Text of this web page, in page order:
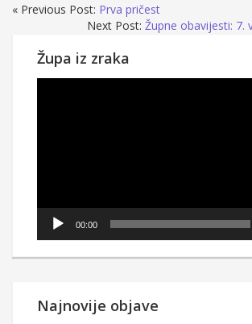
« Previous Post: Prva pričest
Next Post: Župne obavijesti: 7.
Župa iz zraka
00:00
Najnovije objave